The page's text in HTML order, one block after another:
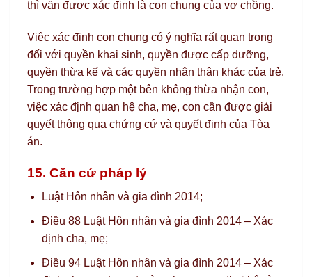
thì vẫn được xác định là con chung của vợ chồng.
Việc xác định con chung có ý nghĩa rất quan trọng
đối với quyền khai sinh, quyền được cấp dưỡng,
quyền thừa kế và các quyền nhân thân khác của trẻ.
Trong trường hợp một bên không thừa nhận con,
việc xác định quan hệ cha, mẹ, con cần được giải
quyết thông qua chứng cứ và quyết định của Tòa
án.
15. Căn cứ pháp lý
Luật Hôn nhân và gia đình 2014;
Điều 88 Luật Hôn nhân và gia đình 2014 – Xác
định cha, mẹ;
Điều 94 Luật Hôn nhân và gia đình 2014 – Xác